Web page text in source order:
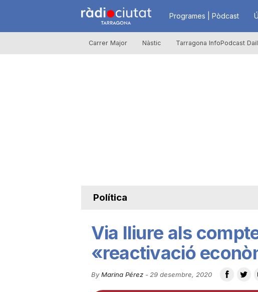
R
à
u
t
Programes | Pòdcast
Carrer Major Nàstic Tarragona InfoPodcast
Política
Via lliure als
«reactivació
By Marina Pérez- 29 desembre, 2020